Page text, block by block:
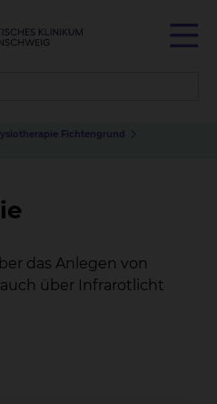
Fichtengrund
das Anlegen von
über Infrarotlicht